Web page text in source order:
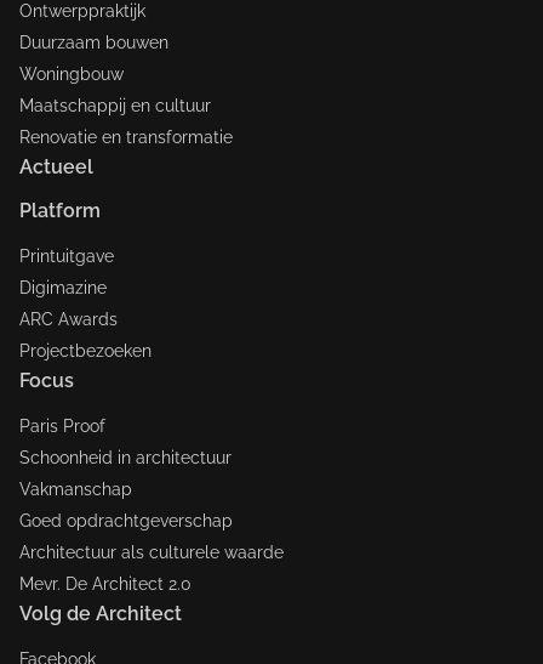
Ontwerppraktijk
Duurzaam bouwen
Woningbouw
Maatschappij en cultuur
Renovatie en transformatie
Actueel
Platform
Printuitgave
Digimazine
ARC Awards
Projectbezoeken
Focus
Paris Proof
Schoonheid in architectuur
Vakmanschap
Goed opdrachtgeverschap
Architectuur als culturele waarde
Mevr. De Architect 2.0
Volg de Architect
Facebook